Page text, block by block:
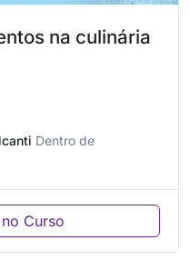
na culinária
Dentro de
Curso